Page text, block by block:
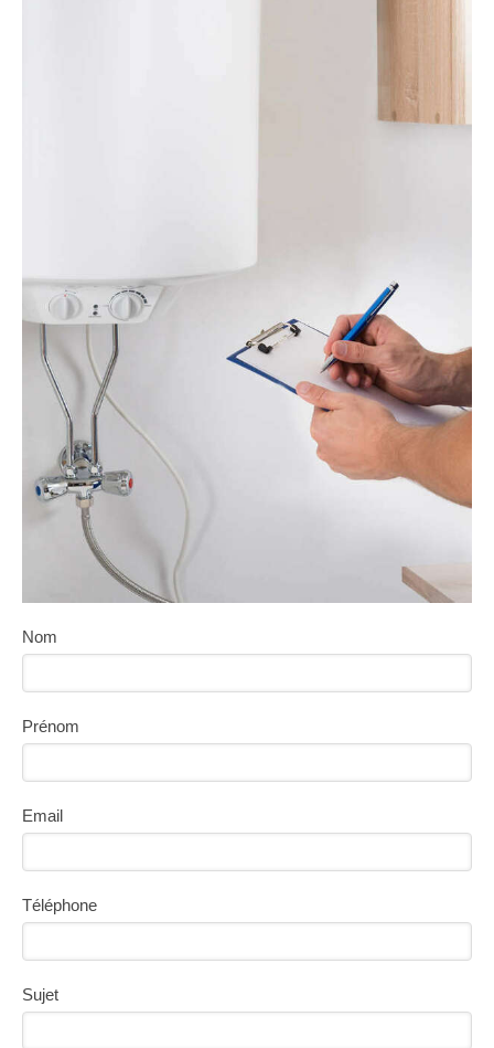
Nom
Prénom
Email
Téléphone
Sujet